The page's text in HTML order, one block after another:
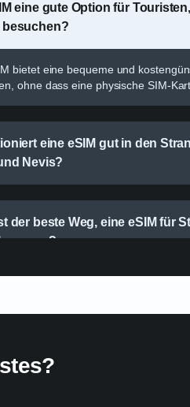
eine gute Option für
besuchen?
bietet eine bequeme und
ohne dass eine physische SIM-
eine eSIM gut in den
Nevis?
der beste Weg, eine eSIM für